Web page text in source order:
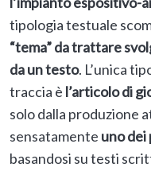
tipologia testuale
“tema” da trattare
da un testo. L’unica
traccia è l’articolo di
solo dalla produzione
sensatamente uno dei
basandosi su testi